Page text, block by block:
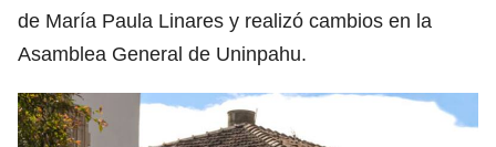
de María Paula Linares y realizó cambios en la
Asamblea General de Uninpahu.